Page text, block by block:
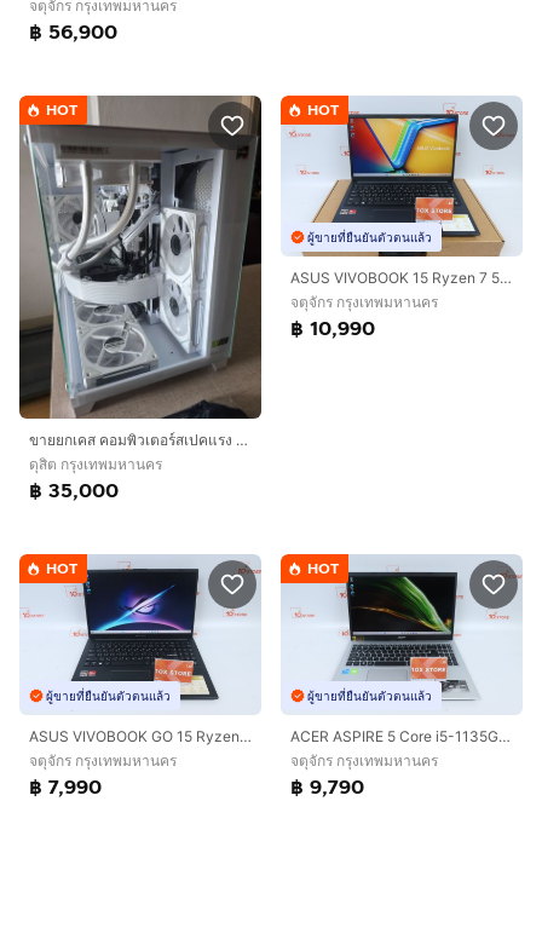
จตุจักร กรุงเทพมหานคร
฿ 56,900
HOT
ขายยกเคส คอมพิวเตอร์สเปคแรง รับของเองครับ
ดุสิต กรุงเทพมหานคร
฿ 35,000
HOT
ผู้ขายที่ยืนยันตัวตนแล้ว
ASUS VIVOBOOK 15 Ryzen 7 5825U RAM16.512GB
จตุจักร กรุงเทพมหานคร
฿ 10,990
HOT
ผู้ขายที่ยืนยันตัวตนแล้ว
ASUS VIVOBOOK GO 15 Ryzen 5 7520U RAM8.512GB
จตุจักร กรุงเทพมหานคร
฿ 7,990
HOT
ผู้ขายที่ยืนยันตัวตนแล้ว
ACER ASPIRE 5 Core i5-1135G7 RAM16.512GB
จตุจักร กรุงเทพมหานคร
฿ 9,790